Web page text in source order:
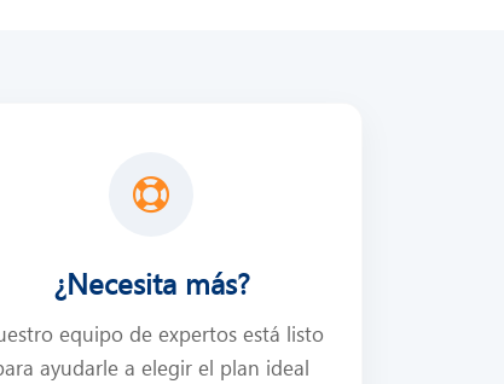
¿Necesita más?
equipo de expertos está listo
ayudarle a elegir el plan ideal